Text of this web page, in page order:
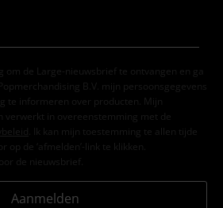
om de Large-nieuwsbrief te ontvangen en ga
B.V. mijn persoonsgegevens
te informeren over producten. Mijn
verwerkt in overeenstemming met de
. Ik kan mijn toestemming te allen tijde
de ‘afmelden’-link te klikken.
de nieuwsbrief.
Aanmelden